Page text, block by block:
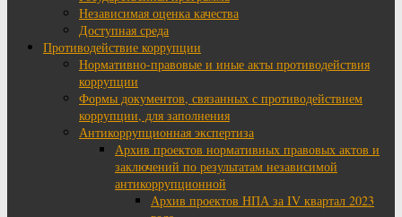
Независимая оценка качества
Доступная среда
Противодействие коррупции
Нормативно-правовые и иные акты противодействия
коррупции
Формы документов, связанных с противодействием
коррупции, для заполнения
Антикоррупционная экспертиза
Архив проектов нормативных правовых актов и
заключений по результатам независимой
антикоррупционной
Архив проектов НПА за IV квартал 2023